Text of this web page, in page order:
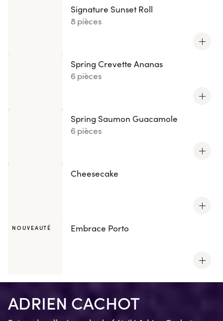
Signature Sunset Roll
8 pièces
Spring Crevette Ananas
6 pièces
Spring Saumon Guacamole
6 pièces
Cheesecake
NOUVEAUTÉ Embrace Porto
ADRIEN CACHOT